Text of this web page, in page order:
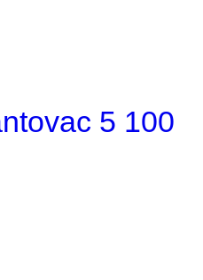
5 100